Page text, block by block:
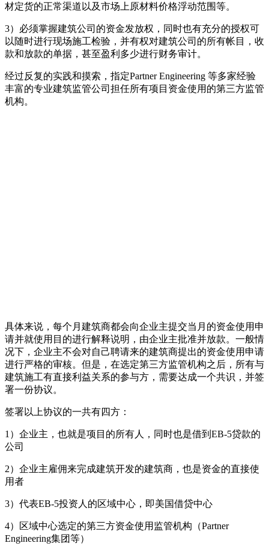
材定货的正常渠道以及市场上原材料价格浮动范围等。
3）必须掌握建筑公司的资金发放权，同时也有充分的授权可
以随时进行现场施工检验，并有权对建筑公司的所有帐目，收
款和放款的单据，甚至盈利多少进行财务审计。
经过反复的实践和摸索，指定Partner Engineering 等多家经验
丰富的专业建筑监管公司担任所有项目资金使用的第三方监管
机构。
具体来说，每个月建筑商都会向企业主提交当月的资金使用申
请并就使用目的进行解释说明，由企业主批准并放款。一般情
况下，企业主不会对自己聘请来的建筑商提出的资金使用申请
进行严格的审核。但是，在选定第三方监管机构之后，所有与
建筑施工有直接利益关系的参与方，需要达成一个共识，并签
署一份协议。
签署以上协议的一共有四方：
1）企业主，也就是项目的所有人，同时也是借到EB-5贷款的
公司
2）企业主雇佣来完成建筑开发的建筑商，也是资金的直接使
用者
3）代表EB-5投资人的区域中心，即美国借贷中心
4）区域中心选定的第三方资金使用监管机构（Partner
Engineering集团等）